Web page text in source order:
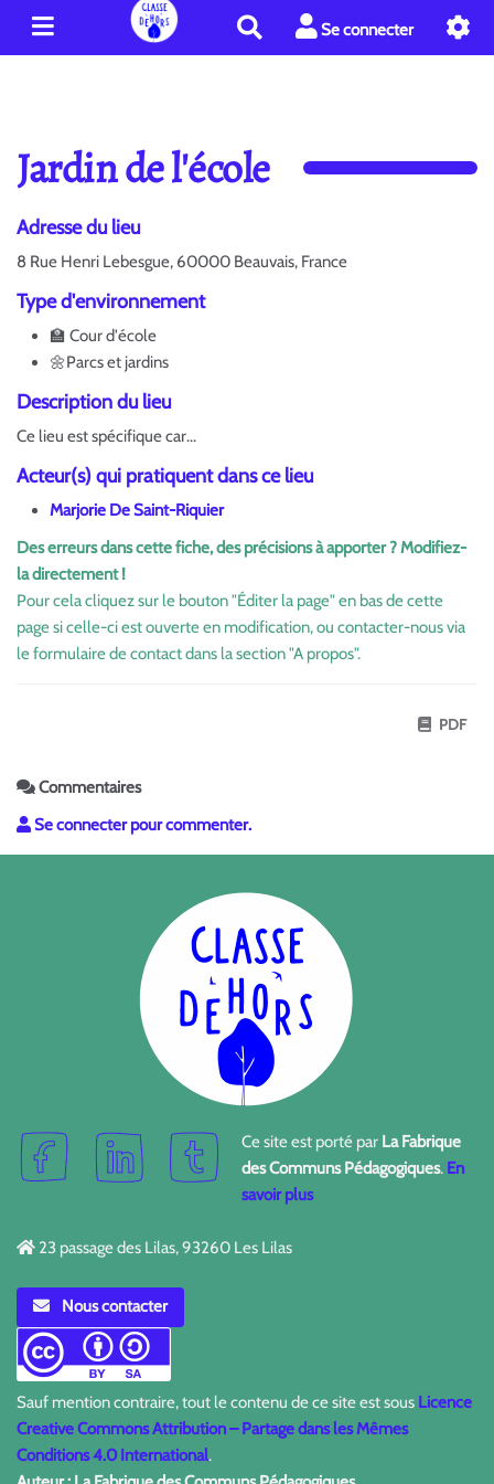
e
c
Se connecter
Jardin de l'école
Adresse du lieu
8 Rue Henri Lebesgue, 60000 Beauvais, France
Type d'environnement
🏫 Cour d'école
🌼Parcs et jardins
Description du lieu
Ce lieu est spécifique car...
Acteur(s) qui pratiquent dans ce lieu
Marjorie De Saint-Riquier
Des erreurs dans cette fiche, des précisions à apporter ? Modifiez-
la directement !
Pour cela cliquez sur le bouton "Éditer la page" en bas de cette
page si celle-ci est ouverte en modification, ou contacter-nous via
le formulaire de contact dans la section "A propos".
PDF
Commentaires
Se connecter pour commenter.
Ce site est porté par La Fabrique
des Communs Pédagogiques. En
savoir plus
23 passage des Lilas, 93260 Les Lilas
Nous contacter
Sauf mention contraire, tout le contenu de ce site est sous Licence
Creative Commons Attribution – Partage dans les Mêmes
Conditions 4.0 International.